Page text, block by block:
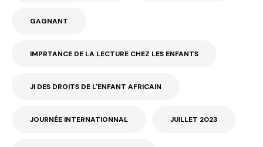
GAGNANT
IMPRTANCE DE LA LECTURE CHEZ LES ENFANTS
JI DES DROITS DE L'ENFANT AFRICAIN
JOURNÉE INTERNATIONNAL JUILLET 2023